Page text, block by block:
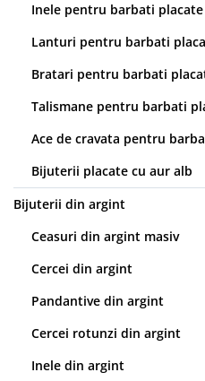
Inele pentru barbati
Lanturi pentru barbati
Bratari pentru barbati
Talismane pentru barbati
Ace de cravata pentru
Bijuterii placate cu aur alb
Bijuterii din argint
Ceasuri din argint masiv
Cercei din argint
Pandantive din argint
Cercei rotunzi din argint
Inele din argint